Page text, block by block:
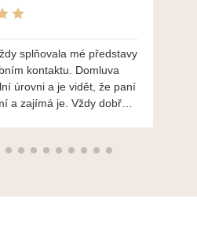
splňovala mé představy
kontaktu. Domluva
úrovni a je vidět, že paní
a zajímá je. Vždy dobře a
- na požádání